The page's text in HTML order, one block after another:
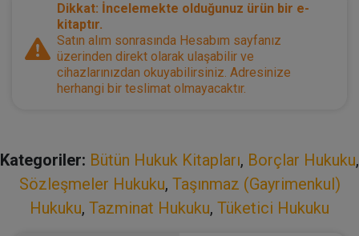
Dikkat: İncelemekte olduğunuz ürün bir e-
kitaptır.
Satın alım sonrasında Hesabım sayfanız
üzerinden direkt olarak ulaşabilir ve
cihazlarınızdan okuyabilirsiniz. Adresinize
herhangi bir teslimat olmayacaktır.
Kategoriler: Bütün Hukuk Kitapları, Borçlar Hukuku,
Sözleşmeler Hukuku, Taşınmaz (Gayrimenkul)
Hukuku, Tazminat Hukuku, Tüketici Hukuku